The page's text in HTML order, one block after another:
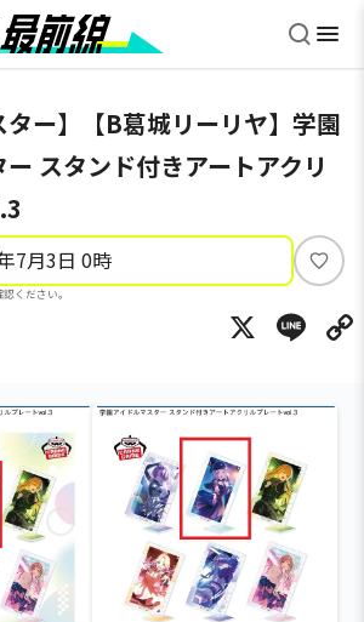
ター】【B葛城リーリヤ】学園
スタンド付きアートアクリ
7月3日 0時
ください。
い
ね
X